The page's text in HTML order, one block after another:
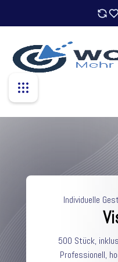
Individuelle
500 Stück,
Professionell,